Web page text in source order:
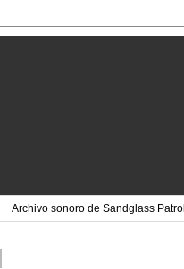
Archivo sonoro de Sandglass Patrol